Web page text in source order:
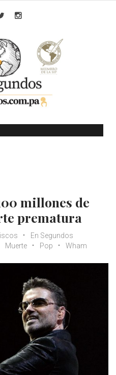
millones de
prematura
En Segundos
Muerte Pop Wham